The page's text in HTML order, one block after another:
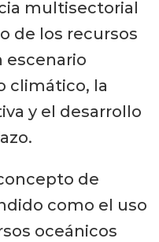
multisectorial
de los recursos
escenario
climático, la
y el desarrollo
de
como el uso
oceánicos